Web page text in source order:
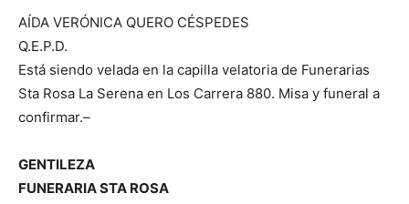
AÍDA VERÓNICA QUERO CÉSPEDES
Q.E.P.D.
Está siendo velada en la capilla velatoria de Funerarias
Sta Rosa La Serena en Los Carrera 880. Misa y funeral a
confirmar.–
GENTILEZA
FUNERARIA STA ROSA